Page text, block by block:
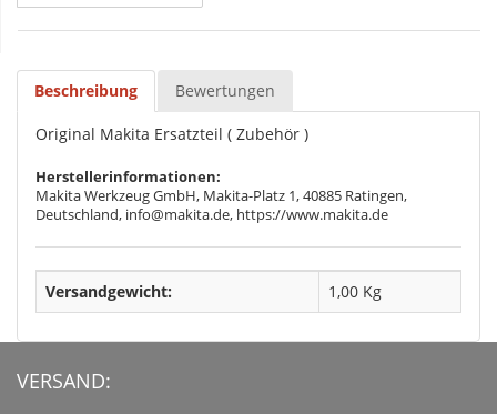
Beschreibung Bewertungen
Original Makita Ersatzteil ( Zubehör )
Herstellerinformationen:
Makita Werkzeug GmbH, Makita-Platz 1, 40885 Ratingen,
Deutschland, info@makita.de, https://www.makita.de
Versandgewicht: 1,00 Kg
VERSAND: